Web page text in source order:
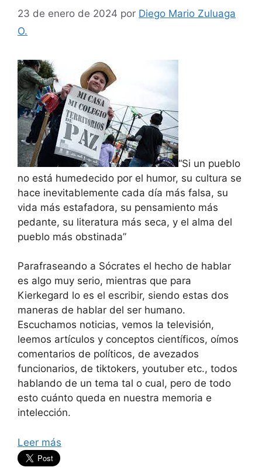
23 de enero de 2024 por Diego Mario Zuluaga
O.
“Si un pueblo
no está humedecido por el humor, su cultura se
hace inevitablemente cada día más falsa, su
vida más estafadora, su pensamiento más
pedante, su literatura más seca, y el alma del
pueblo más obstinada”
Parafraseando a Sócrates el hecho de hablar
es algo muy serio, mientras que para
Kierkegard lo es el escribir, siendo estas dos
maneras de hablar del ser humano.
Escuchamos noticias, vemos la televisión,
leemos artículos y conceptos científicos, oímos
comentarios de políticos, de avezados
funcionarios, de tiktokers, youtuber etc., todos
hablando de un tema tal o cual, pero de todo
esto cuánto queda en nuestra memoria e
intelección.
Leer más